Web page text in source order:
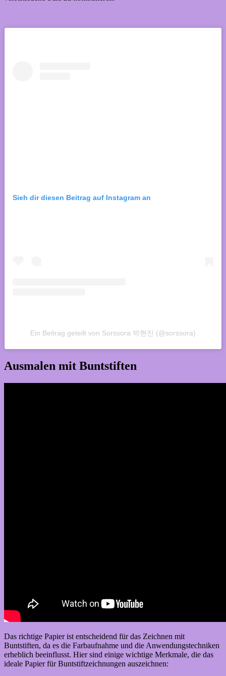
Sieh dir diesen Beitrag auf Instagram an
Ein Beitrag geteilt von Sorssora 박현진 (@sorssora)
Ausmalen mit Buntstiften
Das richtige Papier ist entscheidend für das Zeichnen mit
Buntstiften, da es die Farbaufnahme und die Anwendungstechniken
erheblich beeinflusst. Hier sind einige wichtige Merkmale, die das
ideale Papier für Buntstiftzeichnungen auszeichnen: